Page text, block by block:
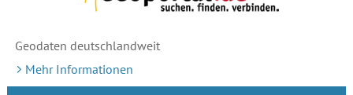
Geodaten deutschlandweit
Mehr Informationen